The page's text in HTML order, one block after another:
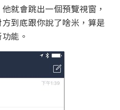
就會跳出一個預覽視窗，
到底跟你說了啥米，算是
能。